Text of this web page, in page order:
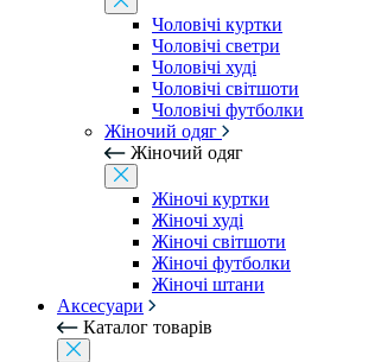
Чоловічі куртки
Чоловічі светри
Чоловічі худі
Чоловічі світшоти
Чоловічі футболки
Жіночий одяг
Жіночий одяг
Жіночі куртки
Жіночі худі
Жіночі світшоти
Жіночі футболки
Жіночі штани
Аксесуари
Каталог товарів